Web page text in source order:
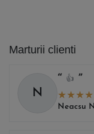
Marturii clienti
N
👍
Neacsu